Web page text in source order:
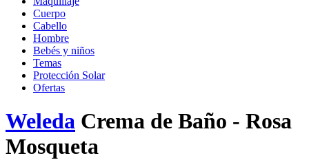
Cuerpo
Cabello
Hombre
Bebés y niños
Temas
Protección Solar
Ofertas
Weleda Crema de Baño - Rosa
Mosqueta